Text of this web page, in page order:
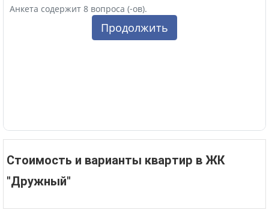
Стоимость и варианты квартир в ЖК
"Дружный"